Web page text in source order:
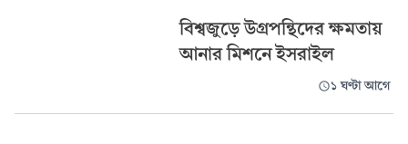
বিশ্বজুড়ে উগ্রপন্থিদের ক্ষমতায়
আনার মিশনে ইসরাইল
১ ঘণ্টা আগে